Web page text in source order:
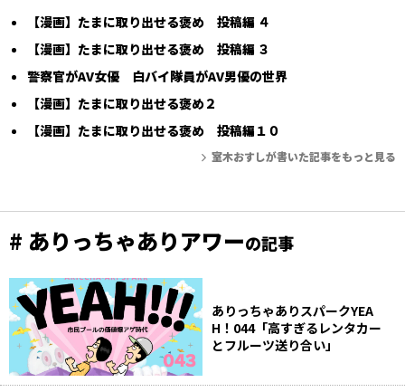
【漫画】たまに取り出せる褒め 投稿編 ４
【漫画】たまに取り出せる褒め 投稿編 ３
警察官がAV女優 白バイ隊員がAV男優の世界
【漫画】たまに取り出せる褒め２
【漫画】たまに取り出せる褒め 投稿編１０
室木おすしが書いた記事をもっと見る
# ありっちゃありアワーの記事
ありっちゃありスパークYEA
H！044「高すぎるレンタカー
とフルーツ送り合い」